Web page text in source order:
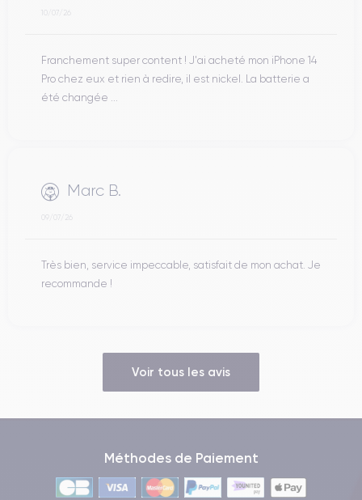
10/07/26
Franchement super content ! J'ai acheté mon iPhone 14
Pro chez eux et rien à redire, il est nickel. La batterie a
été changée ...
Marc B.
09/07/26
Très bien, service impeccable, satisfait de mon achat. Je
recommande !
Voir tous les avis
Méthodes de Paiement